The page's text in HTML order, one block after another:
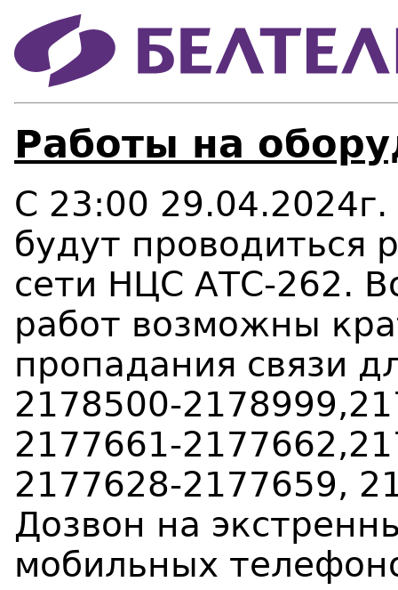
Работы на
С 23:00
будут проводиться
сети НЦС АТС-262.
работ возможны
пропадания связи
2178500-
2177661-
2177628-2177659,
Дозвон на
мобильных